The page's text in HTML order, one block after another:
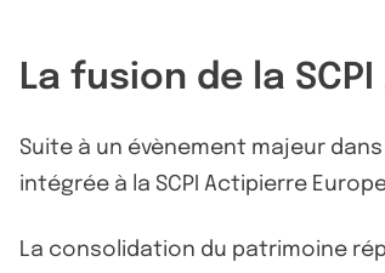
La fusion de la
Suite à un évènement majeur
intégrée à la SCPI Actipierre
La consolidation du patrimoine